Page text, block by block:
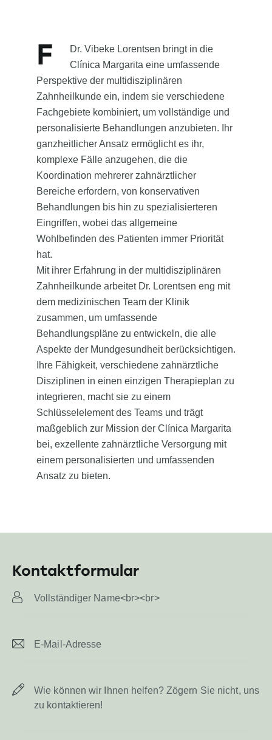
F
Dr. Vibeke Lorentsen bringt in die
Clínica Margarita eine umfassende
Perspektive der multidisziplinären
Zahnheilkunde ein, indem sie verschiedene
Fachgebiete kombiniert, um vollständige und
personalisierte Behandlungen anzubieten. Ihr
ganzheitlicher Ansatz ermöglicht es ihr,
komplexe Fälle anzugehen, die die
Koordination mehrerer zahnärztlicher
Bereiche erfordern, von konservativen
Behandlungen bis hin zu spezialisierteren
Eingriffen, wobei das allgemeine
Wohlbefinden des Patienten immer Priorität
hat.
Mit ihrer Erfahrung in der multidisziplinären
Zahnheilkunde arbeitet Dr. Lorentsen eng mit
dem medizinischen Team der Klinik
zusammen, um umfassende
Behandlungspläne zu entwickeln, die alle
Aspekte der Mundgesundheit berücksichtigen.
Ihre Fähigkeit, verschiedene zahnärztliche
Disziplinen in einen einzigen Therapieplan zu
integrieren, macht sie zu einem
Schlüsselelement des Teams und trägt
maßgeblich zur Mission der Clínica Margarita
bei, exzellente zahnärztliche Versorgung mit
einem personalisierten und umfassenden
Ansatz zu bieten.
Kontaktformular